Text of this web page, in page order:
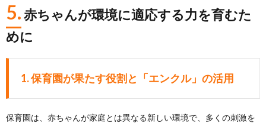
5.赤ちゃんが環境に適応する力を育むた
めに
1. 保育園が果たす役割と「エンクル」の活用
保育園は、赤ちゃんが家庭とは異なる新しい環境で、多くの刺激を